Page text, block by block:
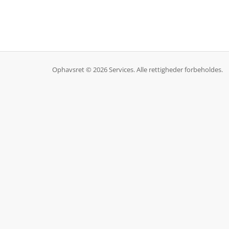
Ophavsret © 2026 Services. Alle rettigheder forbeholdes.